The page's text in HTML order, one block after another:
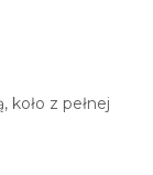
koło z pełnej